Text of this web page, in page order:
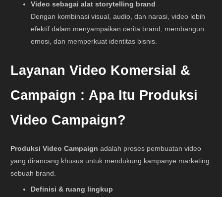
Video sebagai alat storytelling brand
Dengan kombinasi visual, audio, dan narasi, video lebih
efektif dalam menyampaikan cerita brand, membangun
emosi, dan memperkuat identitas bisnis.
Layanan Video Komersial &
Campaign : Apa Itu Produksi
Video Campaign?
Produksi Video Campaign adalah proses pembuatan video
yang dirancang khusus untuk mendukung kampanye marketing
sebuah brand.
Definisi & ruang lingkup